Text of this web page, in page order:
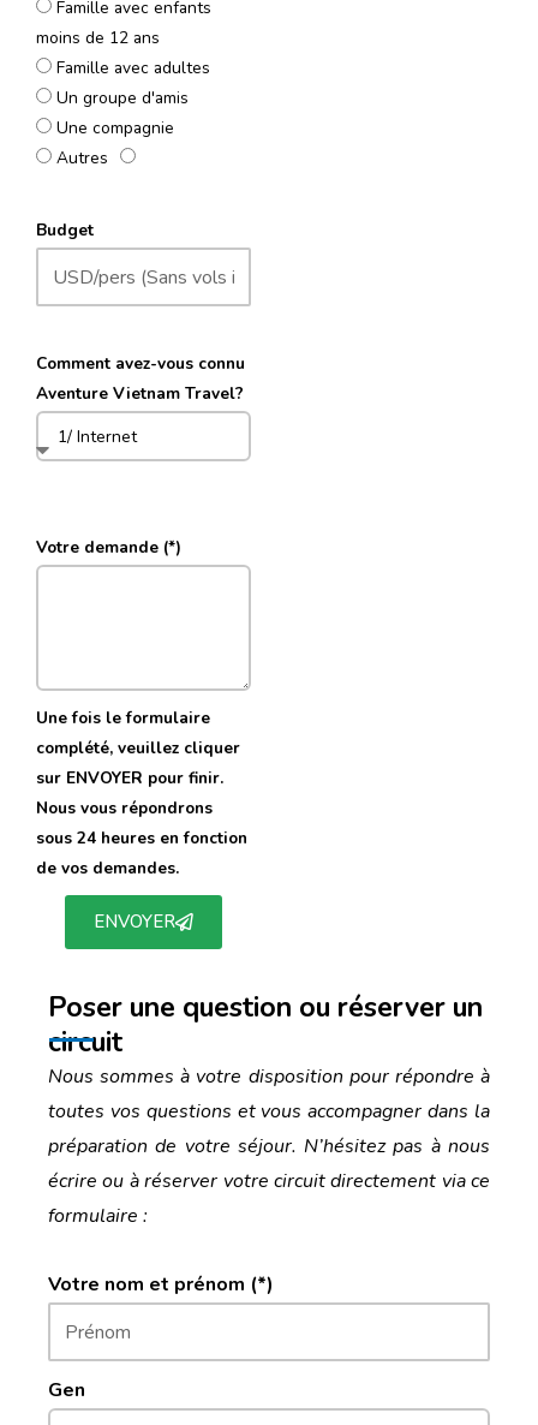
Famille avec enfants
moins de 12 ans
Famille avec adultes
Un groupe d'amis
Une compagnie
Autres
Budget
Comment avez-vous connu
Aventure Vietnam Travel?
Votre demande (*)
Une fois le formulaire
complété, veuillez cliquer
sur ENVOYER pour finir.
Nous vous répondrons
sous 24 heures en fonction
de vos demandes.
ENVOYER
Poser une question ou réserver un
circuit
Nous sommes à votre disposition pour répondre à
toutes vos questions et vous accompagner dans la
préparation de votre séjour. N’hésitez pas à nous
écrire ou à réserver votre circuit directement via ce
formulaire :
Votre nom et prénom (*)
Gen